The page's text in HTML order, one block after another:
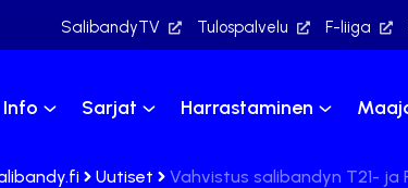
SalibandyTV Tulospalvelu F-liiga
Info Sarjat Harrastaminen
Uutiset Vahvistus salibandyn T21- ja